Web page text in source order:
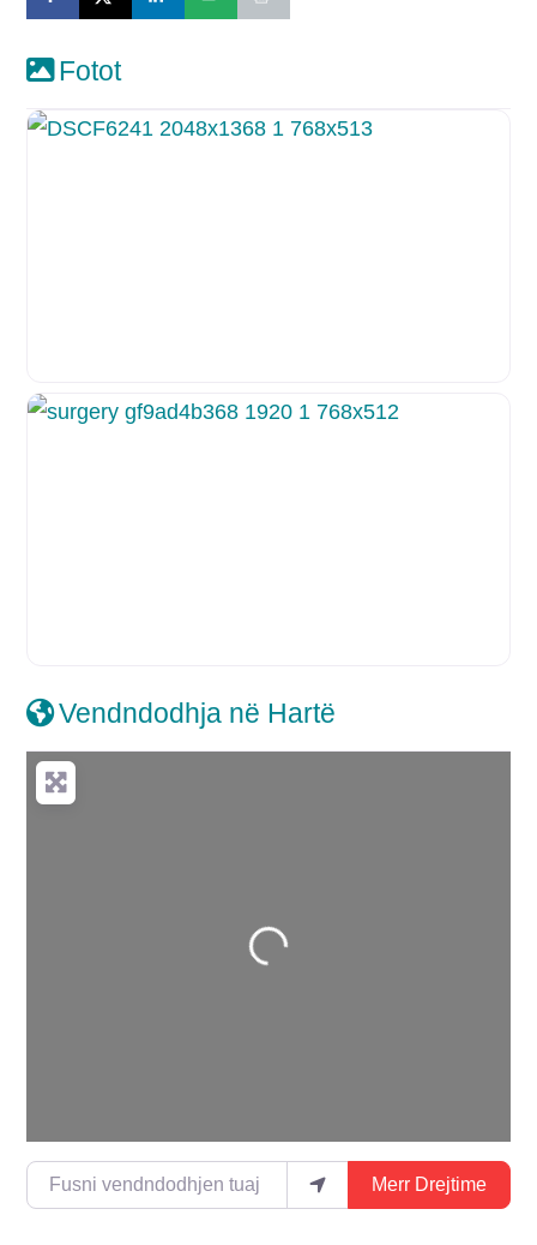
Fotot
Vendndodhja në Hartë
Duke ngarkuar…
Fusni vendndodhjen tuaj Merr Drejtime